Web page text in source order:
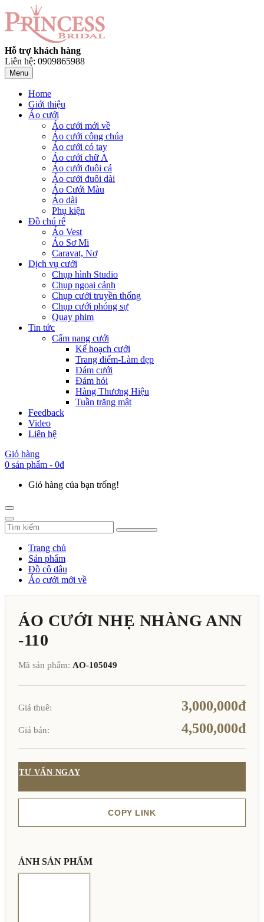
Hỗ trợ khách hàng
Liên hệ: 0909865988
Menu
Home
Giới thiệu
Áo cưới
Áo cưới mới về
Áo cưới công chúa
Áo cưới có tay
Áo cưới chữ A
Áo cưới đuôi cá
Áo cưới đuôi dài
Áo Cưới Màu
Áo dài
Phụ kiện
Đồ chú rể
Áo Vest
Áo Sơ Mi
Caravat, Nơ
Dịch vụ cưới
Chụp hình Studio
Chụp ngoại cảnh
Chụp cưới truyền thống
Chụp cưới phóng sự
Quay phim
Tin tức
Cẩm nang cưới
Kế hoạch cưới
Trang điểm-Làm đẹp
Đám cưới
Đám hỏi
Hàng Thương Hiệu
Tuần trăng mật
Feedback
Video
Liên hệ
Giỏ hàng
0 sản phẩm - 0đ
Giỏ hàng của bạn trống!
Trang chủ
Sản phẩm
Đồ cô dâu
Áo cưới mới về
ÁO CƯỚI NHẸ NHÀNG ANN
-110
Mã sản phẩm: AO-105049
Giá thuê: 3,000,000đ
Giá bán: 4,500,000đ
TƯ VẤN NGAY
COPY LINK
ẢNH SẢN PHẨM